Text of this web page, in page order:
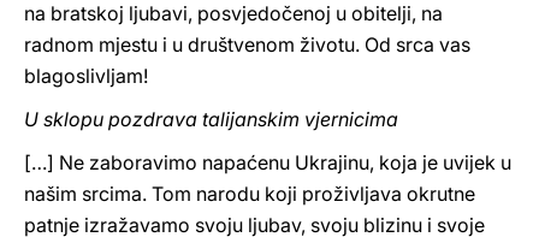
na bratskoj ljubavi, posvjedočenoj u obitelji, na
radnom mjestu i u društvenom životu. Od srca vas
blagoslivljam!
U sklopu pozdrava talijanskim vjernicima
[…] Ne zaboravimo napaćenu Ukrajinu, koja je uvijek u
našim srcima. Tom narodu koji proživljava okrutne
patnje izražavamo svoju ljubav, svoju blizinu i svoje